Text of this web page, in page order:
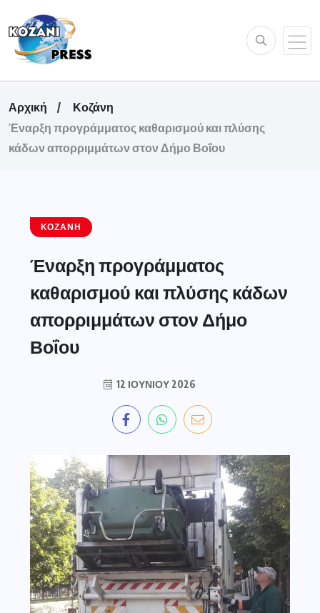
Αρχική
Κοζάνη
Έναρξη προγράμματος καθαρισμού και πλύσης
κάδων απορριμμάτων στον Δήμο Βοΐου
ΚΟΖΆΝΗ
Έναρξη προγράμματος
καθαρισμού και πλύσης κάδων
απορριμμάτων στον Δήμο
Βοΐου
12 ΙΟΥΝΊΟΥ 2026